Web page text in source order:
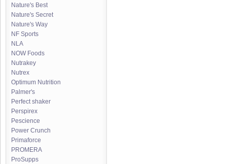
Nature's Best
Nature's Secret
Nature's Way
NF Sports
NLA
NOW Foods
Nutrakey
Nutrex
Optimum Nutrition
Palmer's
Perfect shaker
Perspirex
Pescience
Power Crunch
Primaforce
PROMERA
ProSupps